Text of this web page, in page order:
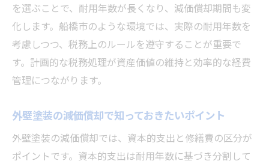
を選ぶことで、耐用年数が長くなり、減価償却期間も変
化します。船橋市のような環境では、実際の耐用年数を
考慮しつつ、税務上のルールを遵守することが重要で
す。計画的な税務処理が資産価値の維持と効率的な経費
管理につながります。
外壁塗装の減価償却で知っておきたいポイント
外壁塗装の減価償却では、資本的支出と修繕費の区分が
ポイントです。資本的支出は耐用年数に基づき分割して